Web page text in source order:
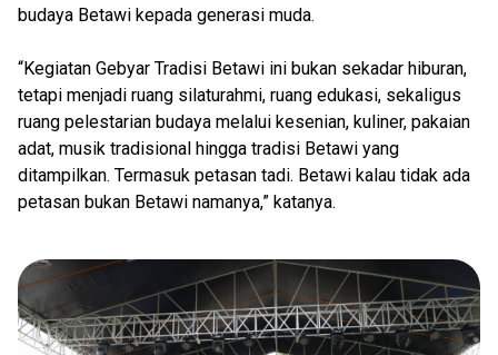
budaya Betawi kepada generasi muda.
“Kegiatan Gebyar Tradisi Betawi ini bukan sekadar hiburan,
tetapi menjadi ruang silaturahmi, ruang edukasi, sekaligus
ruang pelestarian budaya melalui kesenian, kuliner, pakaian
adat, musik tradisional hingga tradisi Betawi yang
ditampilkan. Termasuk petasan tadi. Betawi kalau tidak ada
petasan bukan Betawi namanya,” katanya.